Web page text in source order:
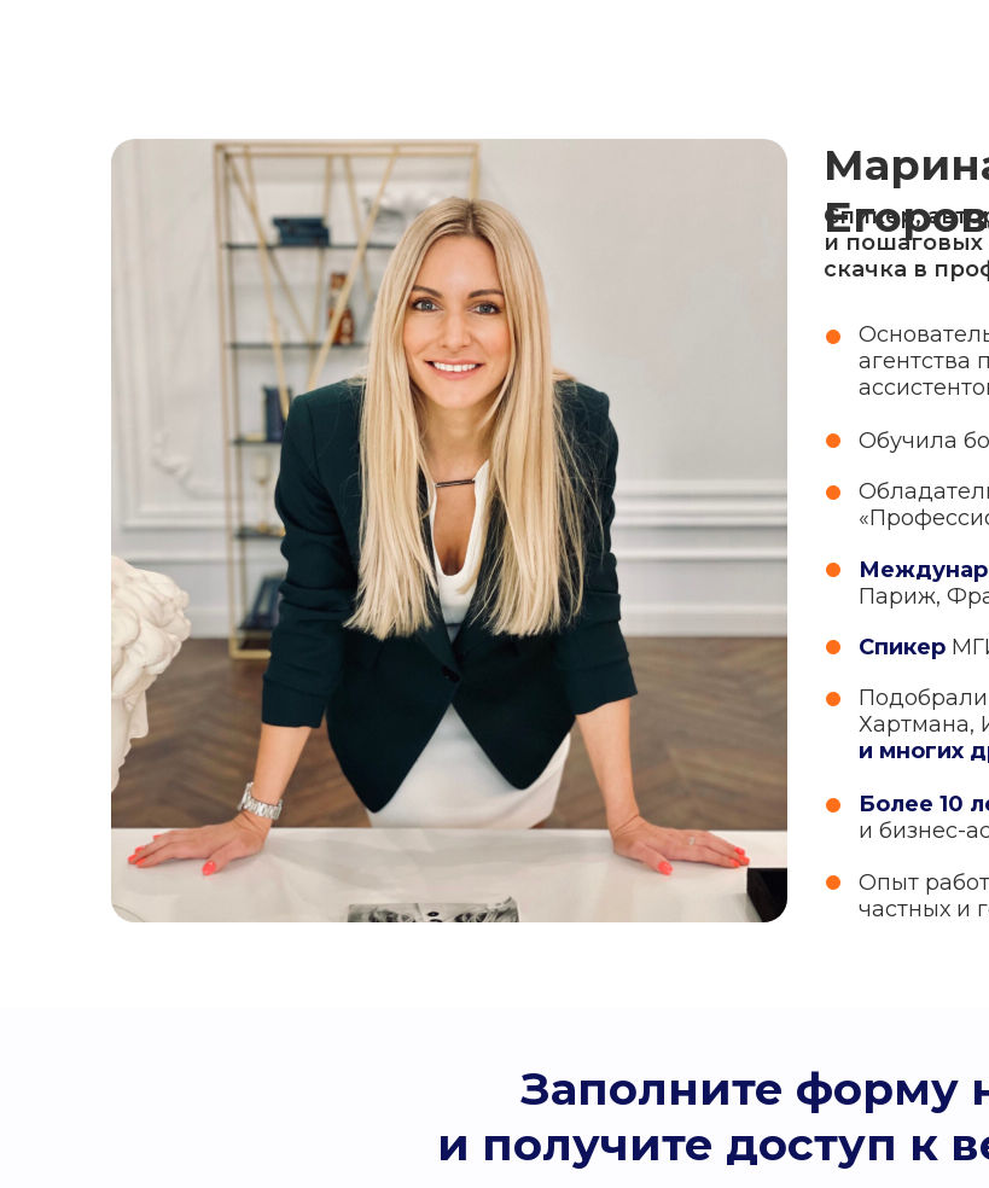
Спикер,
и пошаговых
скачка в
агентства
Обучила
Париж,
Спикер
Хартмана,
и многих
Более 10
и бизнес-
Опыт
частных и
Заполните форму
и получите доступ к